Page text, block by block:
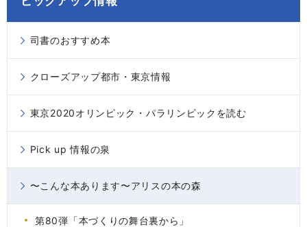
司書のおすすめ本
クローズアップ都市・東京情報
東京2020オリンピック・パラリンピックを読む
Pick up 情報の泉
〜こんな本あります〜アリスの本の森
第80弾「本づくりの舞台裏から」